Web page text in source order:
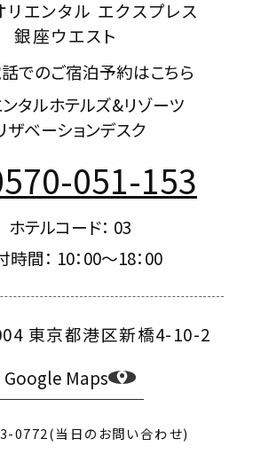
リエンタル エクスプレス
銀座ウエスト
でのご宿泊予約はこちら
タルホテルズ&リゾーツ
ザベーションデスク
051-153
ホテルコード： 03
時間： 10：00～18：00
東京都港区新橋4-10-2
Google Maps
0772(当日のお問い合わせ)